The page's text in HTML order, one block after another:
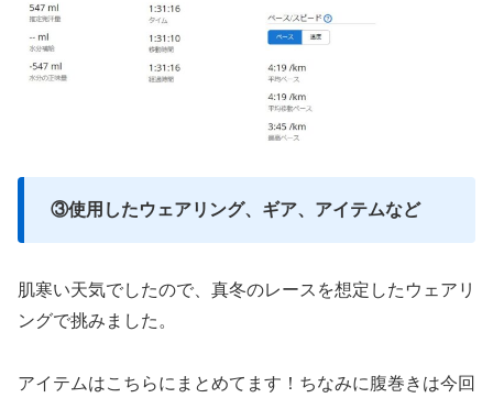
③使用したウェアリング、ギア、アイテムなど
肌寒い天気でしたので、真冬のレースを想定したウェアリ
ングで挑みました。
アイテムはこちらにまとめてます！ちなみに腹巻きは今回